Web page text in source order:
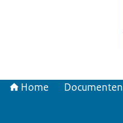
Home Documenten